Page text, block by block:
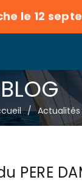
le 12
BLOG
Actualités
PERE